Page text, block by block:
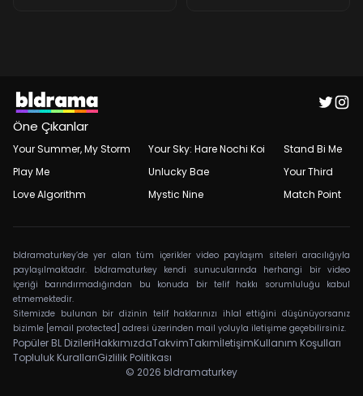
Öne Çıkanlar
Your Summer, My Storm
Play Me
Love Algorithm
Your Sky: Hare Nochi Koi
Unlucky Bae
Mystic Nine
Stand Bi Me
Your Third
Match Point
bldramaturkey’de yer alan tüm içerikler video paylaşım siteleri aracılığıyla
paylaşılmaktadır. bldramaturkey kendi sunucularında herhangi bir video
içeriği barındırmadığından bu konuda bir telif hakkı sorumluluğu kabul
etmemektedir.
Sitemizde bulunan bir dizinin telif haklarınızı ihlal ettiğini düşünüyorsanız
bizimle [email protected] adresi üzerinden mail yoluyla iletişime geçebilirsiniz.
Popüler BL DizileriHakkımızdaTakvimTakımİletişimKullanım Koşulları
Topluluk KurallarıGizlilik Politikası
© 2026 bldramaturkey